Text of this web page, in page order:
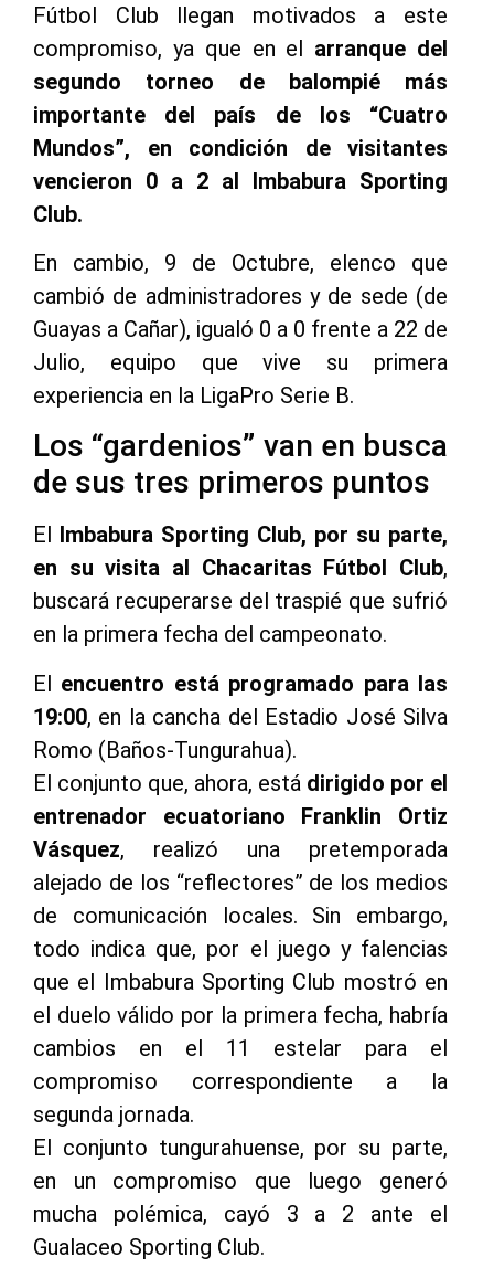
Fútbol Club llegan motivados a este
compromiso, ya que en el arranque del
segundo torneo de balompié más
importante del país de los “Cuatro
Mundos”, en condición de visitantes
vencieron 0 a 2 al Imbabura Sporting
Club.
En cambio, 9 de Octubre, elenco que
cambió de administradores y de sede (de
Guayas a Cañar), igualó 0 a 0 frente a 22 de
Julio, equipo que vive su primera
experiencia en la LigaPro Serie B.
Los “gardenios” van en busca
de sus tres primeros puntos
El Imbabura Sporting Club, por su parte,
en su visita al Chacaritas Fútbol Club,
buscará recuperarse del traspié que sufrió
en la primera fecha del campeonato.
El encuentro está programado para las
19:00, en la cancha del Estadio José Silva
Romo (Baños-Tungurahua).
El conjunto que, ahora, está dirigido por el
entrenador ecuatoriano Franklin Ortiz
Vásquez, realizó una pretemporada
alejado de los “reflectores” de los medios
de comunicación locales. Sin embargo,
todo indica que, por el juego y falencias
que el Imbabura Sporting Club mostró en
el duelo válido por la primera fecha, habría
cambios en el 11 estelar para el
compromiso correspondiente a la
segunda jornada.
El conjunto tungurahuense, por su parte,
en un compromiso que luego generó
mucha polémica, cayó 3 a 2 ante el
Gualaceo Sporting Club.